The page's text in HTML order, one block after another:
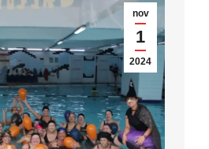
nov
1
2024